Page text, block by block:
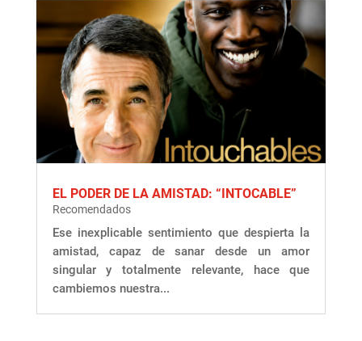
EL PODER DE LA AMISTAD: “INTOCABLE”
Recomendados
Ese inexplicable sentimiento que despierta la
amistad, capaz de sanar desde un amor
singular y totalmente relevante, hace que
cambiemos nuestra...